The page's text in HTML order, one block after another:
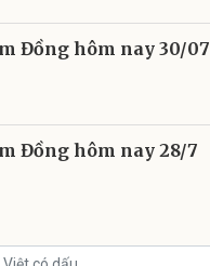
Đồng hôm nay 30/07
Đồng hôm nay 28/7